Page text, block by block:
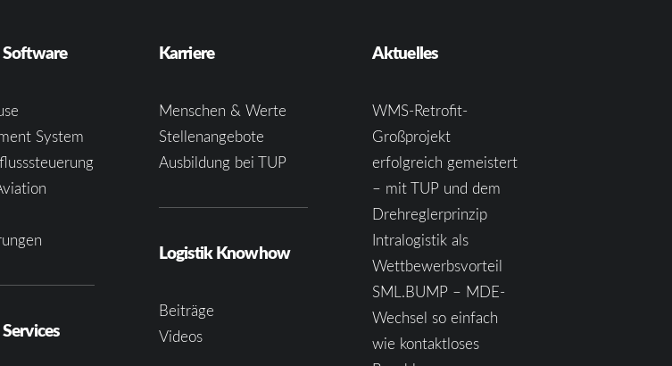
System
Karriere
Menschen & Werte
Stellenangebote
Ausbildung bei TUP
Logistik Knowhow
Beiträge
Videos
Aktuelles
WMS-Retrofit-
Großprojekt
erfolgreich gemeistert
– mit TUP und dem
Drehreglerprinzip
Intralogistik als
Wettbewerbsvorteil
SML.BUMP – MDE-
Wechsel so einfach
wie kontaktloses